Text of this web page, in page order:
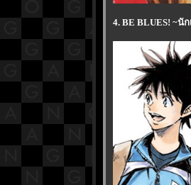
4. BE BLUES! ~นั